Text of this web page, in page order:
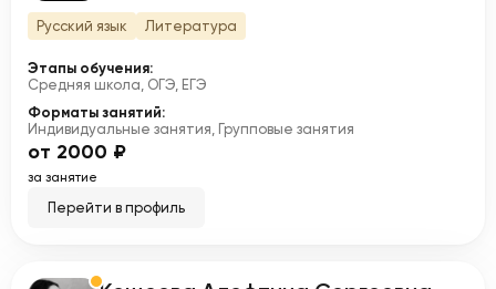
Русский язык Литература
Этапы обучения:
Средняя школа, ОГЭ, ЕГЭ
Форматы занятий:
Индивидуальные занятия, Групповые занятия
от 2000 ₽
за занятие
Перейти в профиль